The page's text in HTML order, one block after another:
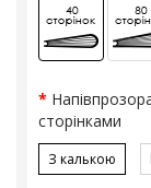
сторінками
З калькою